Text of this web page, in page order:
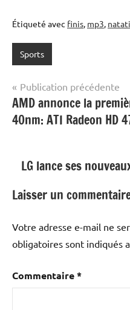
Étiqueté avec finis, mp3,
Sports
Navigation
de
l’article
Publication précédente
AMD annonce la
40nm: ATI Radeon HD
LG lance ses
Laisser un
Votre adresse e-mail ne
obligatoires sont indiqués
Commentaire*